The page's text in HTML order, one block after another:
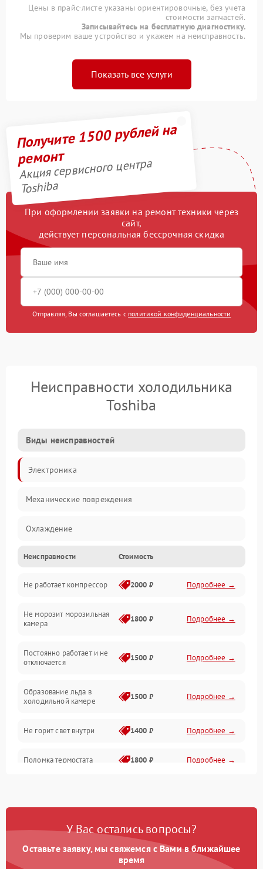
Цены в прайс-листе указаны ориентировочные, без учета
стоимости запчастей.
Записывайтесь на бесплатную диагностику.
Мы проверим ваше устройство и укажем на неисправность.
Показать все услуги
Получите 1500 рублей на
ремонт
Акция сервисного центра
Toshiba
При оформлении заявки на ремонт техники через
сайт,
действует персональная бессрочная скидка
Отправляя, Вы соглашаетесь с политикой конфиденциальности
Неисправности холодильника
Toshiba
Виды неисправностей
Электроника
Механические повреждения
Охлаждение
Механика
Электропитание
Дренаж
Неисправности Стоимость
Не работает компрессор 2000 ₽ Подробнее →
Не морозит морозильная
камера
1800 ₽ Подробнее →
Постоянно работает и не
отключается
1500 ₽ Подробнее →
Образование льда в
холодильной камере
1500 ₽ Подробнее →
Не горит свет внутри 1400 ₽ Подробнее →
Поломка термостата 1800 ₽ Подробнее →
Образование конденсата
1800 ₽ Подробнее →
У Вас остались вопросы?
Оставьте заявку, мы свяжемся с Вами в ближайшее
время